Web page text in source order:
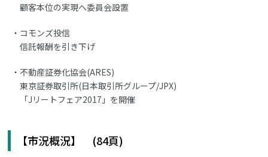
顧客本位の実現へ委員会設置
コモンズ投信
信託報酬を引き下げ
不動産証券化協会(ARES)
東京証券取引所(日本取引所グループ/JPX)
「Jリートフェア2017」を開催
【市況概況】 (84頁)